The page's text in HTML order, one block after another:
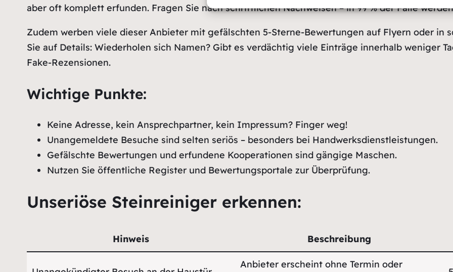
aber oft komplett erfunden. Fragen Sie nach schriftlichen Nachweisen – in 99 % der Fälle
Zudem werben viele dieser Anbieter mit gefälschten 5-Sterne-Bewertungen auf Flyern oder in
Sie auf Details: Wiederholen sich Namen? Gibt es verdächtig viele Einträge innerhalb weniger
Fake-Rezensionen.
Wichtige Punkte:
Keine Adresse, kein Ansprechpartner, kein Impressum? Finger weg!
Unangemeldete Besuche sind selten seriös – besonders bei Handwerksdienstleistungen.
Gefälschte Bewertungen und erfundene Kooperationen sind gängige Maschen.
Nutzen Sie öffentliche Register und Bewertungsportale zur Überprüfung.
Unseriöse Steinreiniger erkennen:
Hinweis Beschreibung
Anbieter erscheint ohne Termin oder